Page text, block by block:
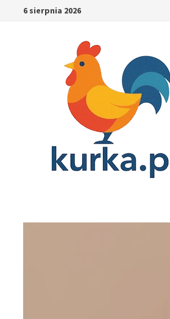
6 sierpnia 2026